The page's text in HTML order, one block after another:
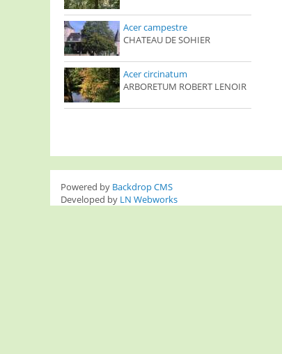
Acer campestre
CHATEAU DE SOHIER
Acer circinatum
ARBORETUM ROBERT LENOIR
Powered by Backdrop CMS
Developed by LN Webworks